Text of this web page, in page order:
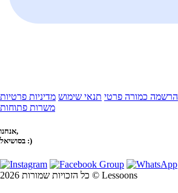
הרשמה כמורה פרטי תנאי שימוש מדיניות פרטיות
משרות פתוחות
אנחנו,
בסושיאל :)
כל הזכויות שמורות 2026 © Lessoons